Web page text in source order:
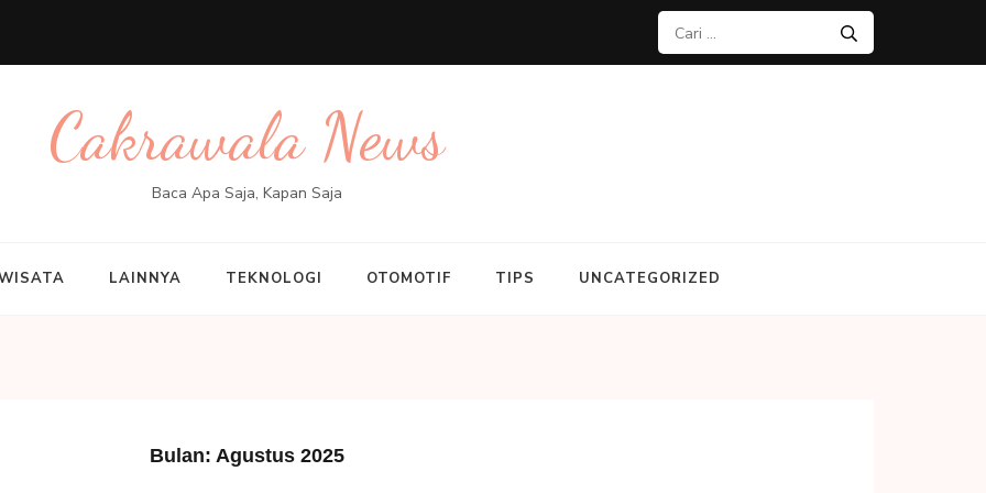
Cari
untuk:
Cakrawala News
Baca Apa Saja, Kapan Saja
LAINNYA TEKNOLOGI OTOMOTIF TIPS UNCATEGORIZED
Bulan: Agustus 2025